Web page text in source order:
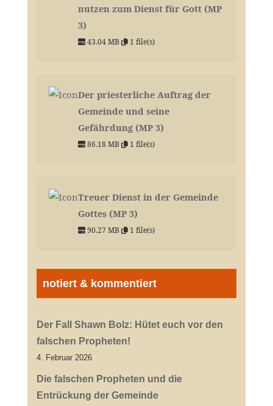
nutzen zum Dienst für Gott (MP
3)
43.04 MB 1 file(s)
Der priesterliche Auftrag der
Gemeinde und seine
Gefährdung (MP 3)
86.18 MB 1 file(s)
Treuer Dienst in der Gemeinde
Gottes (MP 3)
90.27 MB 1 file(s)
notiert & kommentiert
Der Fall Shawn Bolz: Hütet euch vor den
falschen Propheten!
4. Februar 2026
Die falschen Propheten und die
Entrückung der Gemeinde